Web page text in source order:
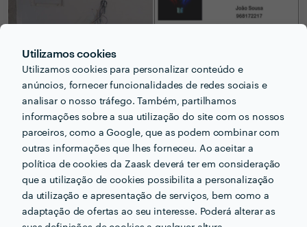
Utilizamos cookies
Utilizamos cookies para personalizar conteúdo e
anúncios, fornecer funcionalidades de redes sociais e
analisar o nosso tráfego. Também, partilhamos
informações sobre a sua utilização do site com os nossos
parceiros, como a Google, que as podem combinar com
outras informações que lhes forneceu. Ao aceitar a
política de cookies da Zaask deverá ter em consideração
que a utilização de cookies possibilita a personalização
da utilização e apresentação de serviços, bem como a
adaptação de ofertas ao seu interesse. Poderá alterar as
PERGUNTAS E RESPOSTAS
Que formação e experiência tem relacionadas com a
sua actividade?
Engenharia eletrotecnica
Que conselhos daria a alguém que quer contratar